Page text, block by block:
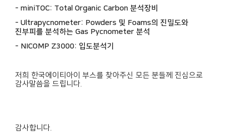
- miniTOC: Total Organic Carbon 분석장비
- Ultrapycnometer: Powders 및 Foams의 진밀도와
진부피를 분석하는 Gas Pycnometer 분석
- NICOMP Z3000: 입도분석기
저희 한국에이티아이 부스를 찾아주신 모든 분들께 진심으로
감사말씀을 드립니다.
감사합니다.